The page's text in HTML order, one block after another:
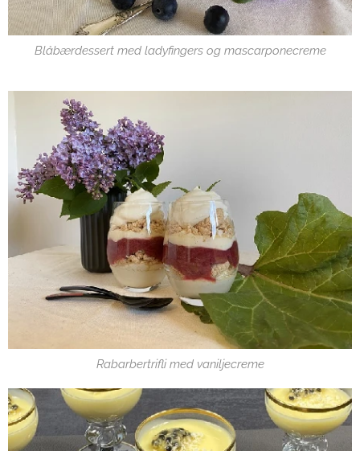
Blåbærdessert med ladyfingers og mascarponecreme
Rabarbertrifli med vaniljecreme